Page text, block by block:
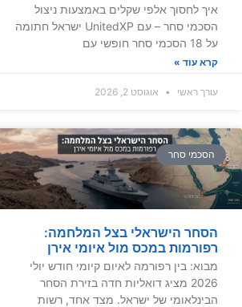
איך לחסוך אלפי שקלים באמצעות ניצול
הסכמי סחר – עם UnitedXP ישראל חתומה
על 18 הסכמי סחר חופשי עם
קרא עוד »
עורך ראשי אוגוסט 2, 2026
הסכמי סחר
הסחר הישראלי בצל המלחמה:
רפורמות במכס מול איומי אירן
מבוא: בין רפורמה לאיום קיומי חודש יולי
2026 מציג דואליות חדה בזירת הסחר
הבינלאומי של ישראל. מצד אחד, רשות